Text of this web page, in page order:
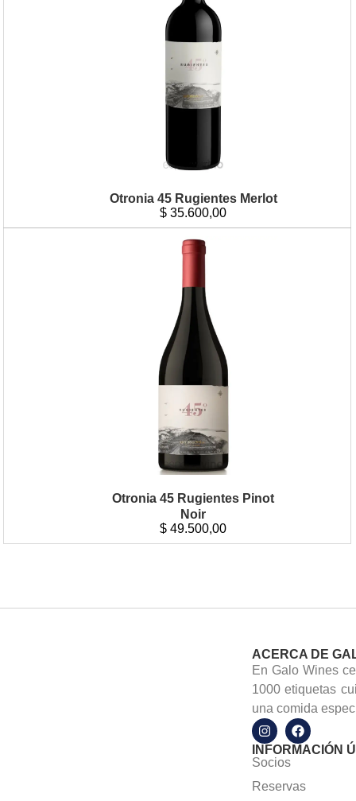
Otronia 45 Rugientes Merlot
$ 35.600,00
Otronia 45 Rugientes Pinot
Noir
$ 49.500,00
ACERCA DE
En Galo Wines
1000 etiquetas
una comida
INFORMACIÓN
Socios
Reservas